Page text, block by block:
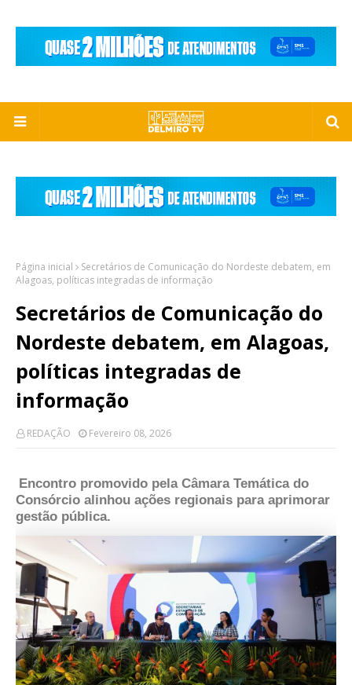
Página inicial
Secretários de Comunicação do Nordeste debatem, em
Alagoas, políticas integradas de informação
Secretários de Comunicação do
Nordeste debatem, em Alagoas,
políticas integradas de
informação
REDAÇÃO Fevereiro 08, 2026
Encontro promovido pela Câmara Temática do
Consórcio alinhou ações regionais para aprimorar
gestão pública.